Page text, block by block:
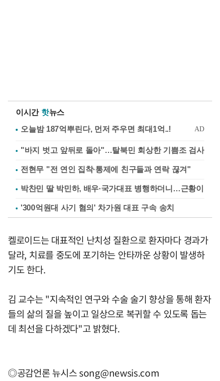
이시간 핫뉴스
"바지 벗고 앞뒤로 돌아"…탈북민 회상한 기쁨조 검사
전현무 "전 연인 집착·통제에 친구들과 연락 끊겨"
박찬민 딸 박민하, 배우·국가대표 병행하더니…근황이
'300억원대 사기 혐의' 차가원 대표 구속 송치
켈로이드는 대표적인 난치성 질환으로 환자마다 경과가
달라, 치료를 중도에 포기하는 안타까운 상황이 발생하
기도 한다.
김 교수는 "지속적인 연구와 수술 술기 향상을 통해 환자
들의 삶의 질을 높이고 일상으로 복귀할 수 있도록 돕는
데 최선을 다하겠다"고 밝혔다.
◎공감언론 뉴시스song@newsis.com